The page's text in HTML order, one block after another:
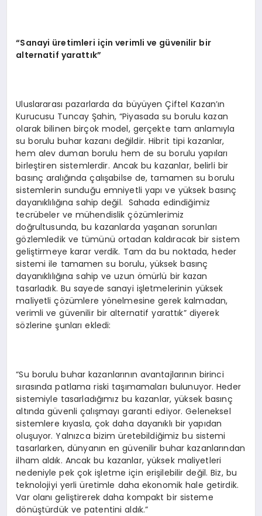
“Sanayi üretimleri için verimli ve güvenilir bir
alternatif yarattık”
Uluslararası pazarlarda da büyüyen Çiftel Kazan’ın
Kurucusu Tuncay Şahin, “Piyasada su borulu kazan
olarak bilinen birçok model, gerçekte tam anlamıyla
su borulu buhar kazanı değildir. Hibrit tipi kazanlar,
hem alev duman borulu hem de su borulu yapıları
birleştiren sistemlerdir. Ancak bu kazanlar, belirli bir
basınç aralığında çalışabilse de, tamamen su borulu
sistemlerin sunduğu emniyetli yapı ve yüksek basınç
dayanıklılığına sahip değil. Sahada edindiğimiz
tecrübeler ve mühendislik çözümlerimiz
doğrultusunda, bu kazanlarda yaşanan sorunları
gözlemledik ve tümünü ortadan kaldıracak bir sistem
geliştirmeye karar verdik. Tam da bu noktada, heder
sistemi ile tamamen su borulu, yüksek basınç
dayanıklılığına sahip ve uzun ömürlü bir kazan
tasarladık. Bu sayede sanayi işletmelerinin yüksek
maliyetli çözümlere yönelmesine gerek kalmadan,
verimli ve güvenilir bir alternatif yarattık” diyerek
sözlerine şunları ekledi:
“Su borulu buhar kazanlarının avantajlarının birinci
sırasında patlama riski taşımamaları bulunuyor. Heder
sistemiyle tasarladığımız bu kazanlar, yüksek basınç
altında güvenli çalışmayı garanti ediyor. Geleneksel
sistemlere kıyasla, çok daha dayanıklı bir yapıdan
oluşuyor. Yalnızca bizim üretebildiğimiz bu sistemi
tasarlarken, dünyanın en güvenilir buhar kazanlarından
ilham aldık. Ancak bu kazanlar, yüksek maliyetleri
nedeniyle pek çok işletme için erişilebilir değil. Biz, bu
teknolojiyi yerli üretimle daha ekonomik hale getirdik.
Var olanı geliştirerek daha kompakt bir sisteme
dönüştürdük ve patentini aldık.”